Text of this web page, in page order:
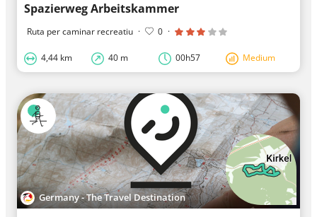
Spazierweg Arbeitskammer
Ruta per caminar recreatiu · 0 ·
4,44 km 40 m 00h57 Medium
Germany - The Travel Destination